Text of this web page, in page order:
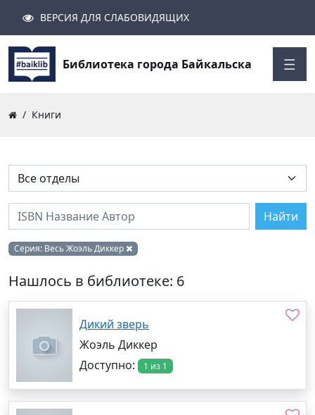
Найти
Серия: Весь Жоэль Диккер
Нашлось в библиотеке: 6
Дикий зверь
Жоэль Диккер
Доступно:
1 из 1
Поиск
Найти
ВЕРСИЯ ДЛЯ СЛАБОВИДЯЩИХ
Библиотека города Байкальска
Книги